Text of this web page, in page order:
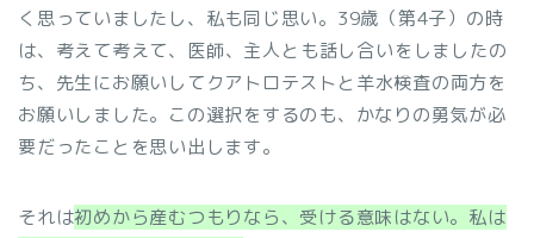
く思っていましたし、私も同じ思い。39歳（第4子）の時
は、考えて考えて、医師、主人とも話し合いをしましたの
ち、 先生にお願いしてクアトロテストと羊水検査の両方を
お願いしました。この選択をするのも、かなりの勇気が必
要だったことを思い出します。
それは初めから産むつもりなら、受ける意味はない。私は